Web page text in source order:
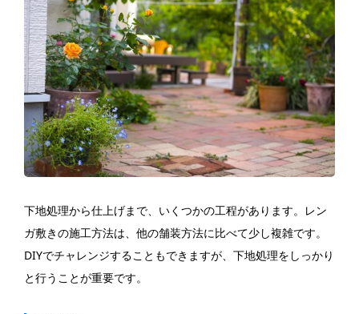
下地処理から仕上げまで、いくつかの工程があります。レン
ガ敷きの施工方法は、他の舗装方法に比べて少し複雑です。
DIYでチャレンジすることもできますが、下地処理をしっかり
と行うことが重要です。